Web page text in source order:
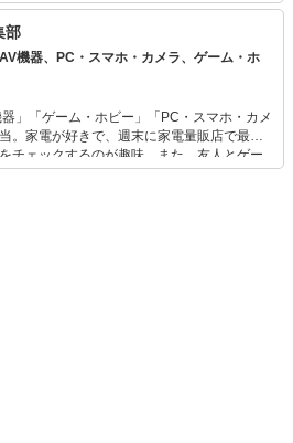
る。また、出版部に在勤中は楽譜校正、楽
ノ講師のかたわらフリ
ー、校正者として活動中。プライベートで
部
機器、PC・スマホ・カメラ、ゲーム・ホ
器」「ゲーム・ホビー」「PC・スマホ・カメ
。家電が好きで、週末に家電量販店で最新
チェックするのが趣味。また、友人とゲー
ら、新作タイトルやイベント情報もいち早